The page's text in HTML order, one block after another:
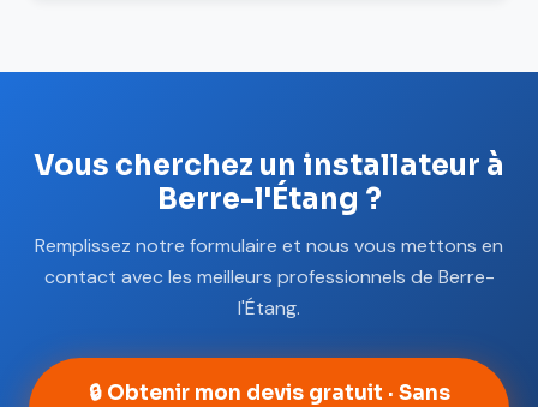
Vous cherchez un installateur à
Berre-l'Étang ?
Remplissez notre formulaire et nous vous mettons en
contact avec les meilleurs professionnels de Berre-
l'Étang.
🔒 Obtenir mon devis gratuit · Sans